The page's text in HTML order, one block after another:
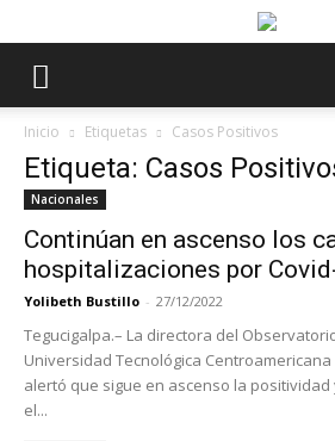
Inicio Etiquetas Casos Positivos
Etiqueta: Casos
Nacionales
Continúan en ascenso los
hospitalizaciones por
Yolibeth Bustillo - 27/12/2022
Tegucigalpa.– La directora del
Universidad Tecnológica Centroamericana
alertó que sigue en ascenso la
el...